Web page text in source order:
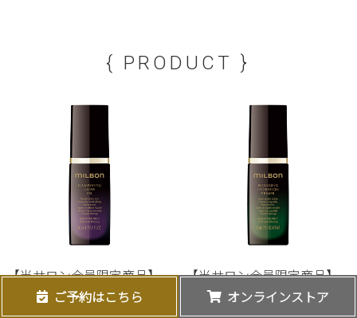
{ PRODUCT }
【当サロン会員限定商品】
ミルボン プレミアムポジシ
ョン イルミネイティング グ
【当サロン会員限定商品】
ミルボン プレミアムポジシ
ョン インダルジング ハイド
ご予約はこちら オンラインストア